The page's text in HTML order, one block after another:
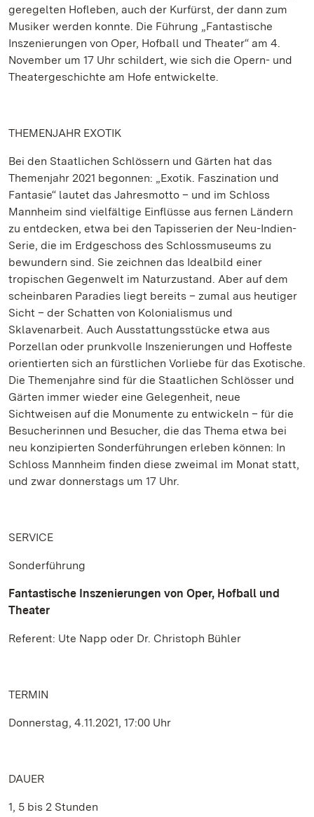
geregelten Hofleben, auch der Kurfürst, der dann zum
Musiker werden konnte. Die Führung „Fantastische
Inszenierungen von Oper, Hofball und Theater“ am 4.
November um 17 Uhr schildert, wie sich die Opern- und
Theatergeschichte am Hofe entwickelte.
THEMENJAHR EXOTIK
Bei den Staatlichen Schlössern und Gärten hat das
Themenjahr 2021 begonnen: „Exotik. Faszination und
Fantasie“ lautet das Jahresmotto – und im Schloss
Mannheim sind vielfältige Einflüsse aus fernen Ländern
zu entdecken, etwa bei den Tapisserien der Neu-Indien-
Serie, die im Erdgeschoss des Schlossmuseums zu
bewundern sind. Sie zeichnen das Idealbild einer
tropischen Gegenwelt im Naturzustand. Aber auf dem
scheinbaren Paradies liegt bereits – zumal aus heutiger
Sicht – der Schatten von Kolonialismus und
Sklavenarbeit. Auch Ausstattungsstücke etwa aus
Porzellan oder prunkvolle Inszenierungen und Hoffeste
orientierten sich an fürstlichen Vorliebe für das Exotische.
Die Themenjahre sind für die Staatlichen Schlösser und
Gärten immer wieder eine Gelegenheit, neue
Sichtweisen auf die Monumente zu entwickeln – für die
Besucherinnen und Besucher, die das Thema etwa bei
neu konzipierten Sonderführungen erleben können: In
Schloss Mannheim finden diese zweimal im Monat statt,
und zwar donnerstags um 17 Uhr.
SERVICE
Sonderführung
Fantastische Inszenierungen von Oper, Hofball und
Theater
Referent: Ute Napp oder Dr. Christoph Bühler
TERMIN
Donnerstag, 4.11.2021, 17:00 Uhr
DAUER
1, 5 bis 2 Stunden